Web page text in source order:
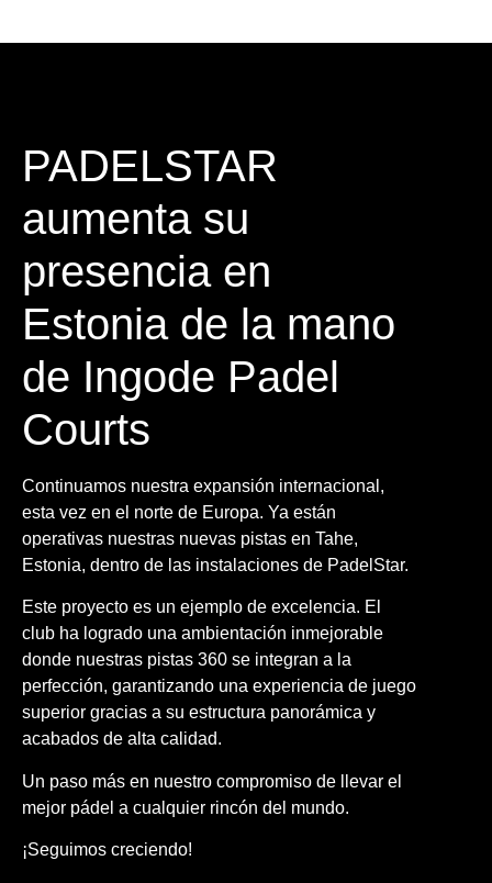
PADELSTAR
aumenta su
presencia en
Estonia de la mano
de Ingode Padel
Courts
Continuamos nuestra expansión internacional,
esta vez en el norte de Europa. Ya están
operativas nuestras nuevas pistas en Tahe,
Estonia, dentro de las instalaciones de PadelStar.
Este proyecto es un ejemplo de excelencia. El
club ha logrado una ambientación inmejorable
donde nuestras pistas 360 se integran a la
perfección, garantizando una experiencia de juego
superior gracias a su estructura panorámica y
acabados de alta calidad.
Un paso más en nuestro compromiso de llevar el
mejor pádel a cualquier rincón del mundo.
¡Seguimos creciendo!